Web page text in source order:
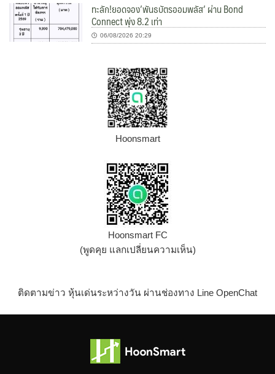
ทะลัก!ยอดจอง’พันธบัตรออมพลัส’ ผ่าน Bond
Connect พุ่ง 8.2 เท่า
06/08/2026 20:29
Hoonsmart
Hoonsmart FC
(พูดคุย แลกเปลี่ยนความเห็น)
ติดตามข่าว หุ้นเด่นระหว่างวัน ผ่านช่องทาง Line OpenChat